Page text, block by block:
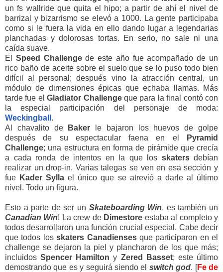
un fs wallride que quita el hipo; a partir de ahí el nivel de
barrizal y bizarrismo se elevó a 1000. La gente participaba
como si le fuera la vida en ello dando lugar a legendarias
planchadas y dolorosas tortas. En serio, no sale ni una
caída suave.
El Speed Challengede este año fue acompañado de un
rico baño de aceite sobre el suelo que se lo puso todo bien
difícil al personal; después vino la atracción central, un
módulo de dimensiones épicas que echaba llamas. Más
tarde fue elGladiator Challengeque para la final contó con
la especial participación del personaje de moda:
Weckingball .
Al chavalito de
Baker le bajaron los huevos de golpe
después de su espectacular faena en el
Pyramid
Challenge; una estructura en forma de pirámide que crecía
a cada ronda de intentos en la que los skatersdebían
realizar un drop-in. Varias talegas se ven en esa sección y
fue Kader Sylla el único que se atrevió a darle al último
nivel. Todo un figura.
Esto a parte de ser un Skateboarding Win, es también un
Canadian Win! La crew de Dimestore estaba al completo y
todos desarrollaron una función crucial especial. Cabe decir
que todos losskaters Canadiensesque participaron en el
challenge se dejaron la piel y plancharon de los que más;
incluidosSpencer Hamilton y Zered Basset; este último
demostrando que es y seguirá siendo el switch god. [Fe de